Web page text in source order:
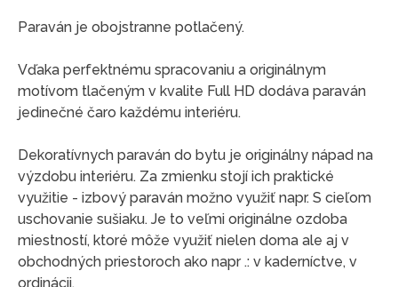
Paraván je obojstranne potlačený.
Vďaka perfektnému spracovaniu a originálnym
motívom tlačeným v kvalite Full HD dodáva paraván
jedinečné čaro každému interiéru.
Dekoratívnych paraván do bytu je originálny nápad na
výzdobu interiéru. Za zmienku stojí ich praktické
využitie - izbový paraván možno využiť napr. S cieľom
uschovanie sušiaku. Je to veľmi originálne ozdoba
miestností, ktoré môže využiť nielen doma ale aj v
obchodných priestoroch ako napr .: v kaderníctve, v
ordinácii.